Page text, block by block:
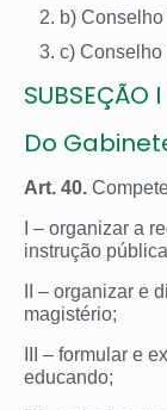
b)
c) Conselho
SUBSEÇÃO I
Do
Art. 40.
I – organizar a
instrução
II – organizar e
magistério;
III – formular e
educando;